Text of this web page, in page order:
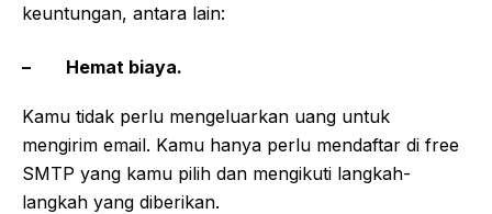
keuntungan, antara lain:
– Hemat biaya.
Kamu tidak perlu mengeluarkan uang untuk
mengirim email. Kamu hanya perlu mendaftar di free
SMTP yang kamu pilih dan mengikuti langkah-
langkah yang diberikan.